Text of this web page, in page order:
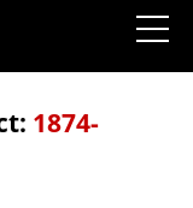
1874-